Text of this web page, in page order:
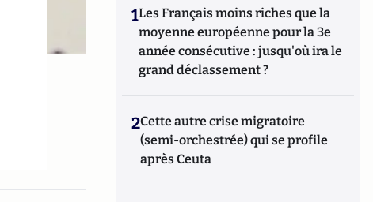
1Les Français moins riches que la
moyenne européenne pour la 3e
année consécutive : jusqu'où ira le
grand déclassement ?
2Cette autre crise migratoire
(semi-orchestrée) qui se profile
après Ceuta